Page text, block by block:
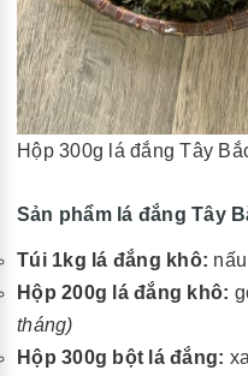
Hộp 300g lá đắng Tây
Sản phẩm lá đắng Tây
Túi 1kg lá đắng khô:
Hộp 200g lá đắng khô:
tháng)
Hộp 300g bột lá đắng: